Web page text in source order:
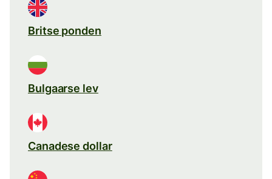
Britse ponden
Bulgaarse lev
Canadese dollar